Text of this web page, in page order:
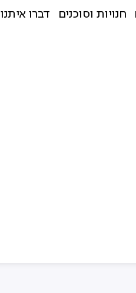
חנויות וסוכנים דברו איתנו